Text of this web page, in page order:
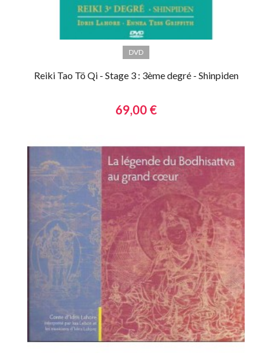
DVD
Reiki Tao Tö Qi - Stage 3 : 3ème degré - Shinpiden
69,00 €